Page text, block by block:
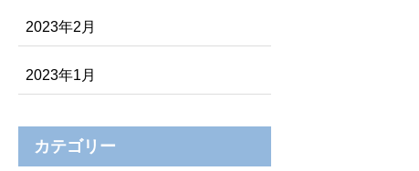
2023年2月
2023年1月
カテゴリー